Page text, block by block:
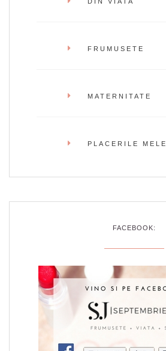
FRUMUSETE
MATERNITATE
PLACERILE MELE
FACEBOOK: